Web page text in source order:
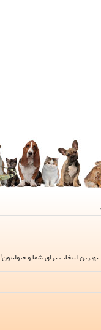
انتخاب برای شما و حیوانتون!